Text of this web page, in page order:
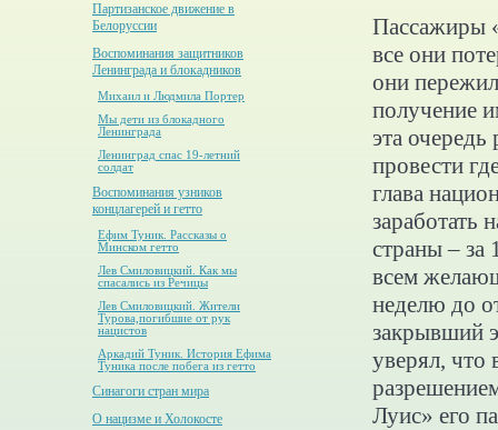
Партизанское движение в
Белоруссии
Воспоминания защитников
Ленинграда и блокадников
Михаил и Людмила Портер
Мы дети из блокадного
Ленинграда
Ленинград спас 19-летний
солдат
Воспоминания узников
концлагерей и гетто
Ефим Туник. Рассказы о
Минском гетто
Лев Смиловицкий. Как мы
спасались из Речицы
Лев Смиловицкий. Жители
Турова,погибшие от рук
нацистов
Аркадий Туник. История Ефима
Туника после побега из гетто
Синагоги стран мира
О нацизме и Холокосте
Пассажиры
все они
они
получение
эта
провести
глава
заработать
страны – за
всем
неделю до
закрывший
уверял, что
Луис» его